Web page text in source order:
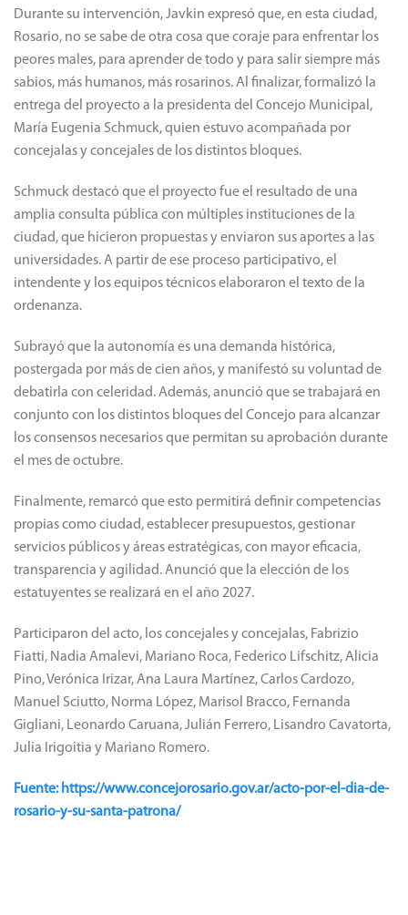
Durante su intervención, Javkin expresó que, en esta ciudad,
Rosario, no se sabe de otra cosa que coraje para enfrentar los
peores males, para aprender de todo y para salir siempre más
sabios, más humanos, más rosarinos. Al finalizar, formalizó la
entrega del proyecto a la presidenta del Concejo Municipal,
María Eugenia Schmuck, quien estuvo acompañada por
concejalas y concejales de los distintos bloques.
Schmuck destacó que el proyecto fue el resultado de una
amplia consulta pública con múltiples instituciones de la
ciudad, que hicieron propuestas y enviaron sus aportes a las
universidades. A partir de ese proceso participativo, el
intendente y los equipos técnicos elaboraron el texto de la
ordenanza.
Subrayó que la autonomía es una demanda histórica,
postergada por más de cien años, y manifestó su voluntad de
debatirla con celeridad. Además, anunció que se trabajará en
conjunto con los distintos bloques del Concejo para alcanzar
los consensos necesarios que permitan su aprobación durante
el mes de octubre.
Finalmente, remarcó que esto permitirá definir competencias
propias como ciudad, establecer presupuestos, gestionar
servicios públicos y áreas estratégicas, con mayor eficacia,
transparencia y agilidad. Anunció que la elección de los
estatuyentes se realizará en el año 2027.
Participaron del acto, los concejales y concejalas, Fabrizio
Fiatti, Nadia Amalevi, Mariano Roca, Federico Lifschitz, Alicia
Pino, Verónica Irizar, Ana Laura Martínez, Carlos Cardozo,
Manuel Sciutto, Norma López, Marisol Bracco, Fernanda
Gigliani, Leonardo Caruana, Julián Ferrero, Lisandro Cavatorta,
Julia Irigoitia y Mariano Romero.
Fuente: https://www.concejorosario.gov.ar/acto-por-el-dia-de-
rosario-y-su-santa-patrona/